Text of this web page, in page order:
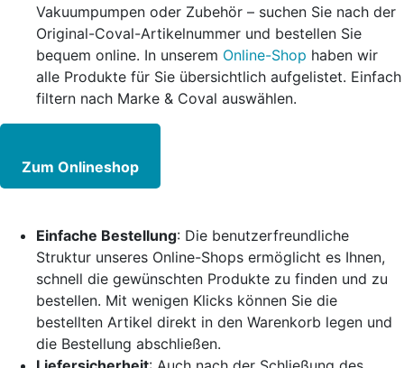
Vakuumpumpen oder Zubehör – suchen Sie nach der
Original-Coval-Artikelnummer und bestellen Sie
bequem online. In unserem Online-Shop haben wir
alle Produkte für Sie übersichtlich aufgelistet. Einfach
filtern nach Marke & Coval auswählen.
Zum Onlineshop
Einfache Bestellung: Die benutzerfreundliche
Struktur unseres Online-Shops ermöglicht es Ihnen,
schnell die gewünschten Produkte zu finden und zu
bestellen. Mit wenigen Klicks können Sie die
bestellten Artikel direkt in den Warenkorb legen und
die Bestellung abschließen.